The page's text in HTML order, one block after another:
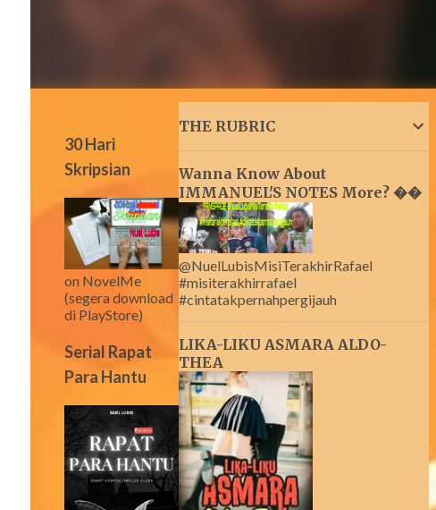
30 Hari
Skripsian
on NovelMe
(segera download
di PlayStore)
Serial Rapat
Para Hantu
THE RUBRIC
Wanna Know About
IMMANUEL'S NOTES More? ��
@NuelLubisMisiTerakhirRafael
#misiterakhirrafael
#cintatakpernahpergijauh
LIKA-LIKU ASMARA ALDO-
THEA